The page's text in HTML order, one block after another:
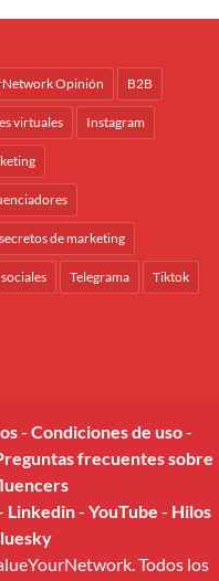
Opinión B2B
virtuales Instagram
secretos de marketing
Telegrama Tiktok
- Condiciones de uso-
frecuentes sobre
Linkedin- YouTube - Hilos
Todos los